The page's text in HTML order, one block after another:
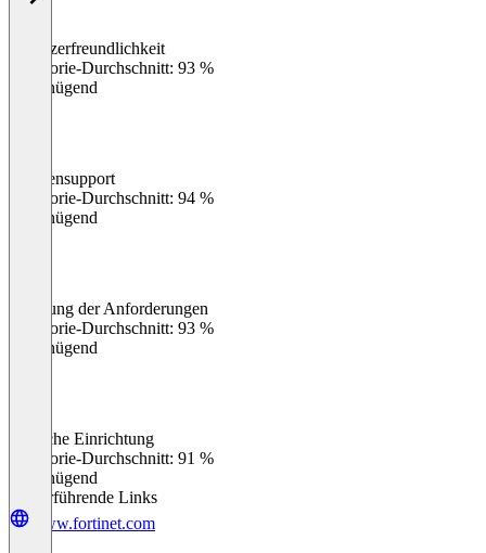
Benutzerfreundlichkeit
Kategorie-Durchschnitt: 93 %
Ungenügend
Kundensupport
Kategorie-Durchschnitt: 94 %
Ungenügend
Erfüllung der Anforderungen
Kategorie-Durchschnitt: 93 %
Ungenügend
Einfache Einrichtung
Kategorie-Durchschnitt: 91 %
Ungenügend
Weiterführende Links
www.fortinet.com